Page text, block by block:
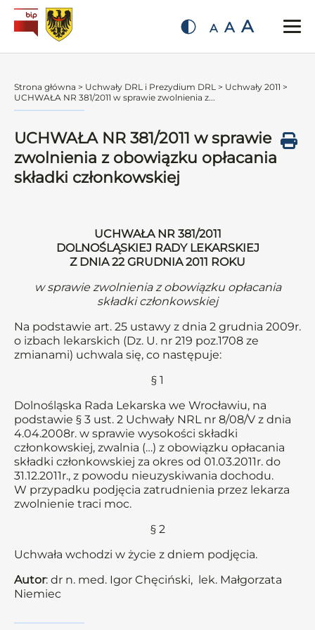
A A A
Strona główna > Uchwały DRL i Prezydium DRL > Uchwały 2011 >
UCHWAŁA NR 381/2011 w sprawie zwolnienia z...
UCHWAŁA NR 381/2011 w sprawie
zwolnienia z obowiązku opłacania
składki członkowskiej
UCHWAŁA NR 381/2011
DOLNOŚLĄSKIEJ RADY LEKARSKIEJ
Z DNIA 22 GRUDNIA 2011 ROKU
w sprawie zwolnienia z obowiązku opłacania
składki członkowskiej
Na podstawie art. 25 ustawy z dnia 2 grudnia 2009r.
o izbach lekarskich (Dz. U. nr 219 poz.1708 ze
zmianami) uchwala się, co następuje:
§ 1
Dolnośląska Rada Lekarska we Wrocławiu, na
podstawie § 3 ust. 2 Uchwały NRL nr 8/08/V z dnia
4.04.2008r. w sprawie wysokości składki
członkowskiej, zwalnia (…) z obowiązku opłacania
składki członkowskiej za okres od 01.03.2011r. do
31.12.2011r., z powodu nieuzyskiwania dochodu.
W przypadku podjęcia zatrudnienia przez lekarza
zwolnienie traci moc.
§ 2
Uchwała wchodzi w życie z dniem podjęcia.
Autor: dr n. med. Igor Chęciński, lek. Małgorzata
Niemiec